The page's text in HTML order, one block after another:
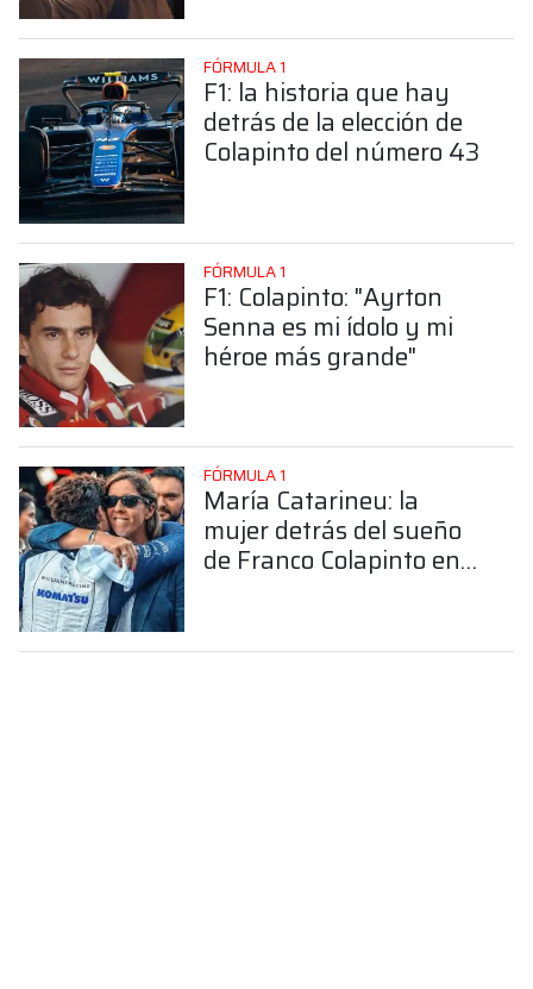
FÓRMULA 1
F1: la historia que hay
detrás de la elección de
Colapinto del número 43
FÓRMULA 1
F1: Colapinto: "Ayrton
Senna es mi ídolo y mi
héroe más grande"
FÓRMULA 1
María Catarineu: la
mujer detrás del sueño
de Franco Colapinto en